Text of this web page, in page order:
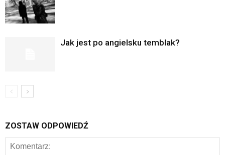
Jak jest po angielsku temblak?
ZOSTAW ODPOWIEDŹ